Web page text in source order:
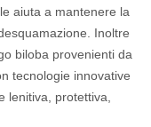
aiuta a mantenere la
Inoltre
biloba provenienti da
tecnologie innovative
lenitiva, protettiva,